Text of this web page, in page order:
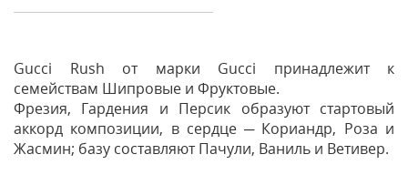
Gucci Rush от марки Gucci принадлежит к
семействам Шипровые и Фруктовые.
Фрезия, Гардения и Персик образуют стартовый
аккорд композиции, в сердце ─ Кориандр, Роза и
Жасмин; базу составляют Пачули, Ваниль и Ветивер.